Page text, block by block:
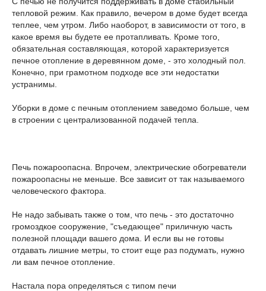
тепловой режим. Как правило, вечером в доме будет всегда
теплее, чем утром. Либо наоборот, в зависимости от того, в
какое время вы будете ее протапливать. Кроме того,
обязательная составляющая, которой характеризуется
печное отопление в деревянном доме, - это холодный пол.
Конечно, при грамотном подходе все эти недостатки
устранимы.
Уборки в доме с печным отоплением заведомо больше, чем
в строении с централизованной подачей тепла.
Печь пожароопасна. Впрочем, электрические обогреватели
пожароопасны не меньше. Все зависит от так называемого
человеческого фактора.
Не надо забывать также о том, что печь - это достаточно
громоздкое сооружение, "съедающее" приличную часть
полезной площади вашего дома. И если вы не готовы
отдавать лишние метры, то стоит еще раз подумать, нужно
ли вам печное отопление.
Настала пора определяться с типом печи